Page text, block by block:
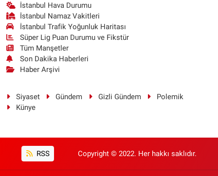
İstanbul Hava Durumu
İstanbul Namaz Vakitleri
İstanbul Trafik Yoğunluk Haritası
Süper Lig Puan Durumu ve Fikstür
Tüm Manşetler
Son Dakika Haberleri
Haber Arşivi
Siyaset Gündem Gizli Gündem
Polemik
Künye
RSS Copyright © 2022. Her hakkı saklıdır.